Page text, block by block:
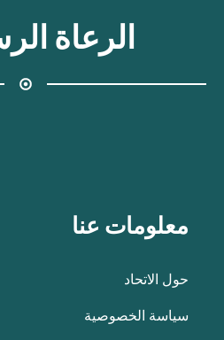
الرعاة
معلومات عنا
حول الاتحاد
سياسة الخصوصية